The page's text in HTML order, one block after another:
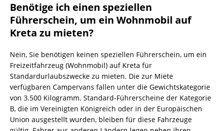
Benötige ich einen speziellen
Führerschein, um ein Wohnmobil auf
Kreta zu mieten?
Nein, Sie benötigen keinen speziellen Führerschein, um ein
Freizeitfahrzeug (Wohnmobil) auf Kreta für
Standardurlaubszwecke zu mieten. Die zur Miete
verfügbaren Campervans fallen unter die Gewichtskategorie
von 3.500 Kilogramm. Standard-Führerscheine der Kategorie
B, die im Vereinigten Königreich oder in der Europäischen
Union ausgestellt wurden, bleiben für diese Fahrzeuge